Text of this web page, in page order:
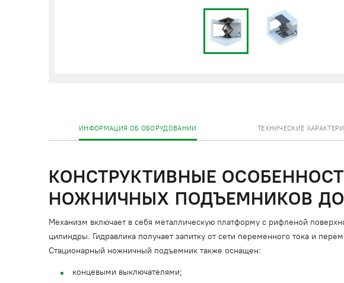
ИНФОРМАЦИЯ ОБ ОБОРУДОВАНИИ ТЕХНИЧЕСКИЕ
КОНСТРУКТИВНЫЕ
НОЖНИЧНЫХ ПОДЪЕМНИКОВ ДО
Механизм включает в себя металлическую платформу с рифленой
цилиндры. Гидравлика получает запитку от сети переменного тока и
Стационарный ножничный подъемник также оснащен:
концевыми выключателями;